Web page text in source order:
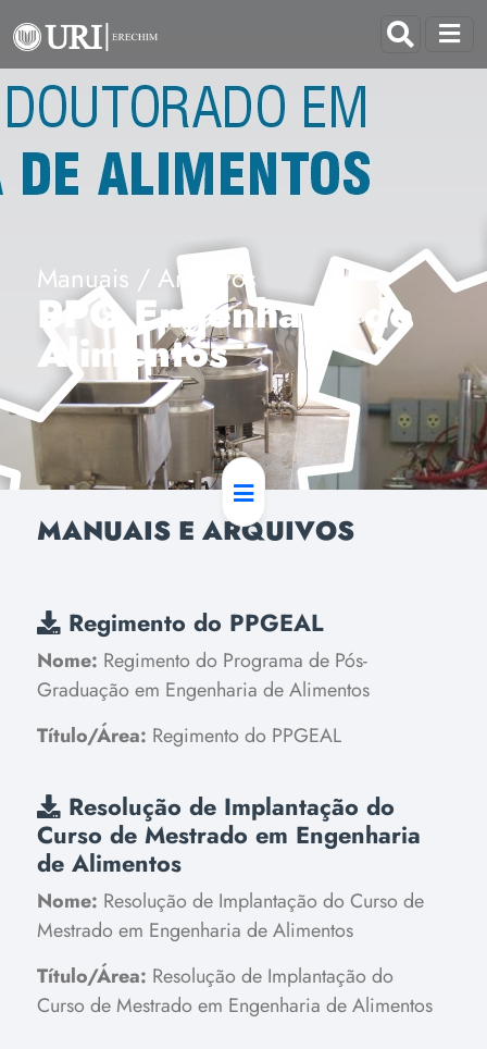
Manuais / Arquivos
PPG Engenharia de
Alimentos
MANUAIS E ARQUIVOS
Regimento do PPGEAL
Nome: Regimento do Programa de Pós-
Graduação em Engenharia de Alimentos
Título/Área: Regimento do PPGEAL
Resolução de Implantação do
Curso de Mestrado em Engenharia
de Alimentos
Nome: Resolução de Implantação do Curso de
Mestrado em Engenharia de Alimentos
Título/Área: Resolução de Implantação do
Curso de Mestrado em Engenharia de Alimentos